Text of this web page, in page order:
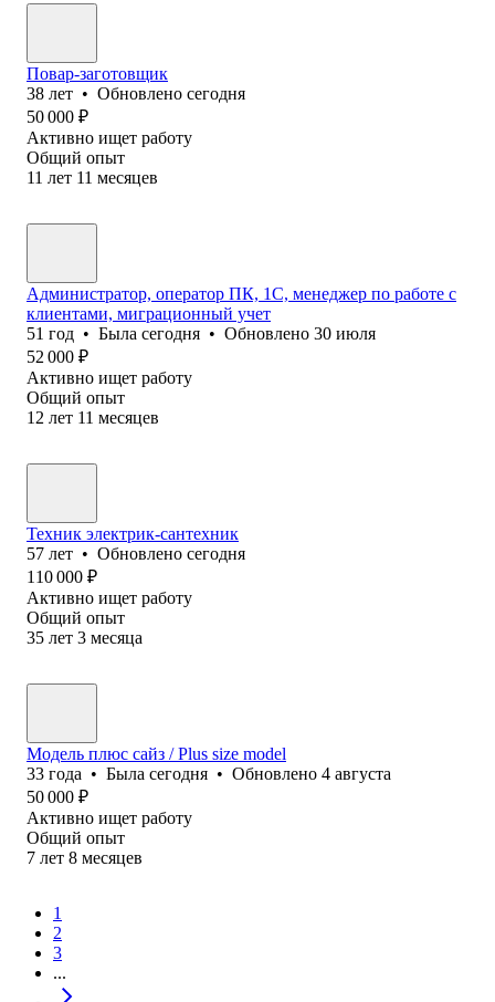
Повар-заготовщик
38 лет • Обновлено сегодня
50 000 ₽
Активно ищет работу
Общий опыт
11 лет 11 месяцев
Администратор, оператор ПК, 1С, менеджер по работе с
клиентами, миграционный учет
51 год • Была сегодня • Обновлено 30 июля
52 000 ₽
Активно ищет работу
Общий опыт
12 лет 11 месяцев
Техник электрик-сантехник
57 лет • Обновлено сегодня
110 000 ₽
Активно ищет работу
Общий опыт
35 лет 3 месяца
Модель плюс сайз / Plus size model
33 года • Была сегодня • Обновлено 4 августа
50 000 ₽
Активно ищет работу
Общий опыт
7 лет 8 месяцев
1
2
3
...